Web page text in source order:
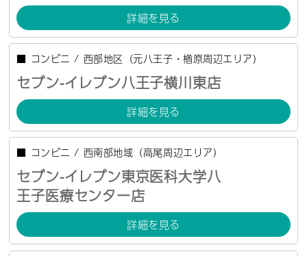
詳細を見る
■ コンビニ / 西部地区（元八王子・楢原周辺エリア）
セブン-イレブン八王子横川東店
詳細を見る
■ コンビニ / 西南部地域（高尾周辺エリア）
セブン-イレブン東京医科大学八
王子医療センター店
詳細を見る